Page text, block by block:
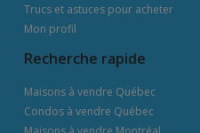
Trucs et astuces pour acheter
Mon profil
Recherche rapide
Maisons à vendre Québec
Condos à vendre Québec